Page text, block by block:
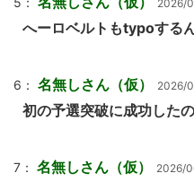
2026/
へーロベルトもtypoする
6： 名無しさん（仮） 2026/
初の予選突破に成功した
7： 名無しさん（仮） 2026/